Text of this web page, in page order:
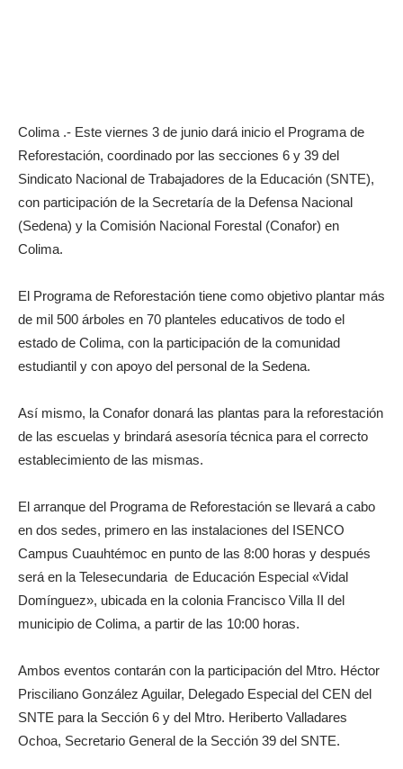
Colima .- Este viernes 3 de junio dará inicio el Programa de
Reforestación, coordinado por las secciones 6 y 39 del
Sindicato Nacional de Trabajadores de la Educación (SNTE),
con participación de la Secretaría de la Defensa Nacional
(Sedena) y la Comisión Nacional Forestal (Conafor) en
Colima.
El Programa de Reforestación tiene como objetivo plantar más
de mil 500 árboles en 70 planteles educativos de todo el
estado de Colima, con la participación de la comunidad
estudiantil y con apoyo del personal de la Sedena.
Así mismo, la Conafor donará las plantas para la reforestación
de las escuelas y brindará asesoría técnica para el correcto
establecimiento de las mismas.
El arranque del Programa de Reforestación se llevará a cabo
en dos sedes, primero en las instalaciones del ISENCO
Campus Cuauhtémoc en punto de las 8:00 horas y después
será en la Telesecundaria de Educación Especial «Vidal
Domínguez», ubicada en la colonia Francisco Villa II del
municipio de Colima, a partir de las 10:00 horas.
Ambos eventos contarán con la participación del Mtro. Héctor
Prisciliano González Aguilar, Delegado Especial del CEN del
SNTE para la Sección 6 y del Mtro. Heriberto Valladares
Ochoa, Secretario General de la Sección 39 del SNTE.